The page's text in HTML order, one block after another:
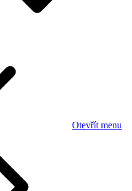
Otevřít menu